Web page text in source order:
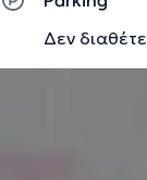
Δεν